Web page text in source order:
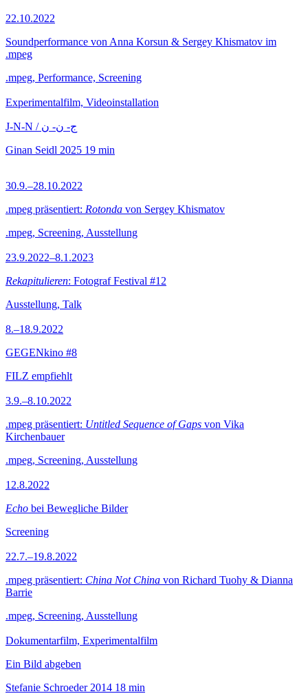
22.10.2022
Soundperformance von Anna Korsun & Sergey Khismatov im
.mpeg
.mpeg, Performance, Screening
Experimentalfilm, Videoinstallation
J-N-N / ج- ن- ن
Ginan Seidl 2025 19 min
30.9.–28.10.2022
.mpeg präsentiert: Rotonda von Sergey Khismatov
.mpeg, Screening, Ausstellung
23.9.2022–8.1.2023
Rekapitulieren: Fotograf Festival #12
Ausstellung, Talk
8.–18.9.2022
GEGENkino #8
FILZ empfiehlt
3.9.–8.10.2022
.mpeg präsentiert: Untitled Sequence of Gaps von Vika
Kirchenbauer
.mpeg, Screening, Ausstellung
12.8.2022
Echo bei Bewegliche Bilder
Screening
22.7.–19.8.2022
.mpeg präsentiert: China Not China von Richard Tuohy & Dianna
Barrie
.mpeg, Screening, Ausstellung
Dokumentarfilm, Experimentalfilm
Ein Bild abgeben
Stefanie Schroeder 2014 18 min